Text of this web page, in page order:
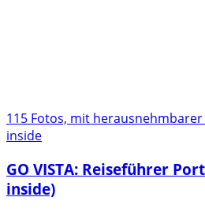
115 Fotos, mit
inside
GO VISTA: Reiseführer
inside)